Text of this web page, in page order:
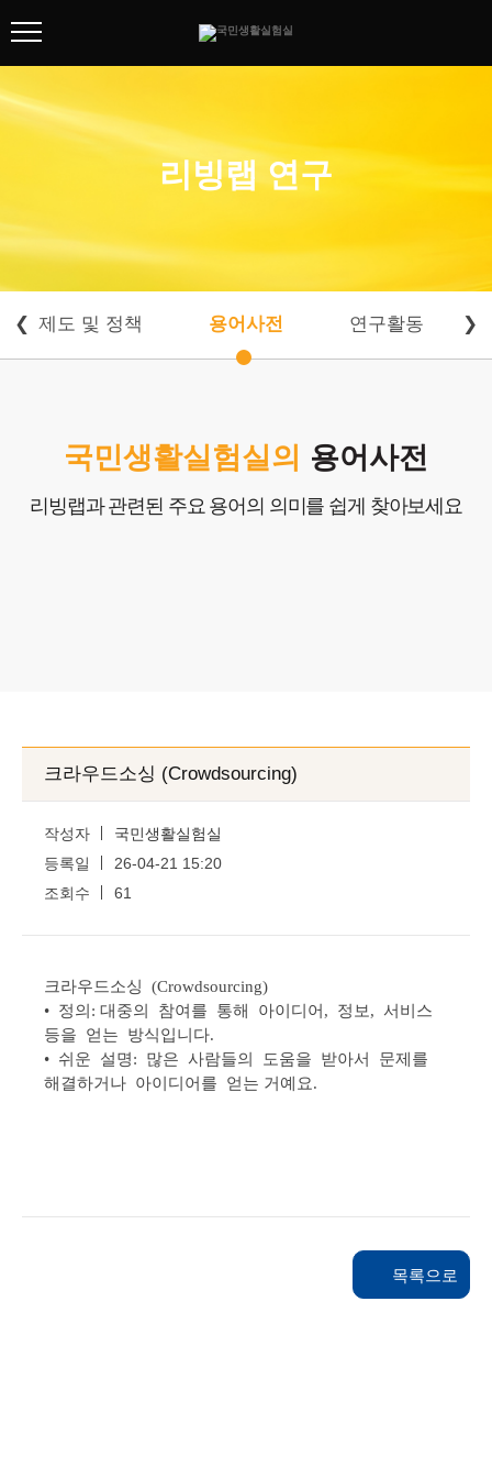
협회 소개
제도 및 정책
주요사업
포트폴리오
리빙랩 연구
❮ 제도 및 정책 용어사전 연구활동 ❯
국민생활실험실의 용어사전
리빙랩과 관련된 주요 용어의 의미를 쉽게 찾아보세요
크라우드소싱 (Crowdsourcing)
작성자
국민생활실험실
등록일
26-04-21 15:20
조회수
61
크라우드소싱 (Crowdsourcing)
• 정의: 대중의 참여를 통해 아이디어, 정보, 서비스
등을 얻는 방식입니다.
• 쉬운 설명: 많은 사람들의 도움을 받아서 문제를
해결하거나 아이디어를 얻는 거예요.
목록으로